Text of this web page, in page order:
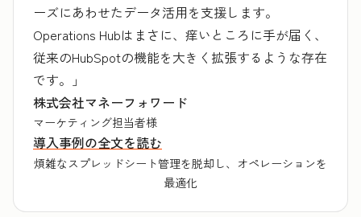
ーズにあわせたデータ活用を支援します。
Operations Hubはまさに、痒いところに手が届く、
従来のHubSpotの機能を大きく拡張するような存在
です。」
株式会社マネーフォワード
マーケティング担当者様
導入事例の全文を読む
煩雑なスプレッドシート管理を脱却し、オペレーションを
最適化